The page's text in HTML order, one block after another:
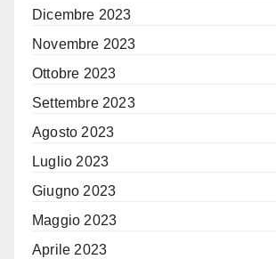
Dicembre 2023
Novembre 2023
Ottobre 2023
Settembre 2023
Agosto 2023
Luglio 2023
Giugno 2023
Maggio 2023
Aprile 2023